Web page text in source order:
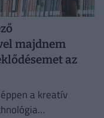
majdnem
az
a kreatív